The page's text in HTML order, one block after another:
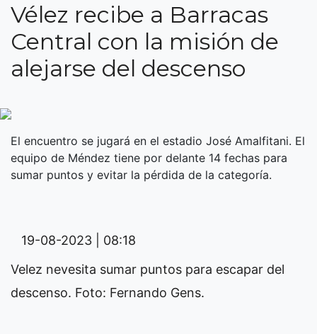
Vélez recibe a Barracas
Central con la misión de
alejarse del descenso
El encuentro se jugará en el estadio José Amalfitani. El
equipo de Méndez tiene por delante 14 fechas para
sumar puntos y evitar la pérdida de la categoría.
19-08-2023 | 08:18
Velez nevesita sumar puntos para escapar del
descenso. Foto: Fernando Gens.